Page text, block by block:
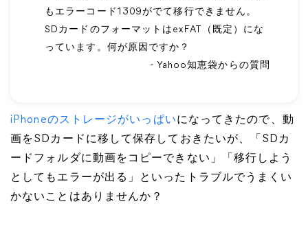
もエラーコード1309がでて移行できません。
SDカードのフォーマットはexFAT（既定）にな
っています。何が原因ですか？
- Yahoo知恵袋からの質問
iPhoneのストレージがいっぱいになってきたので、動
画をSDカードに移して保存しておきたいが、「SDカ
ードフォルダに動画をコピーできない」「移行しよう
としてもエラーが出る」といったトラブルでうまくい
かないことはありませんか？